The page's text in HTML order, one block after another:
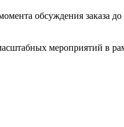
обсуждения заказа
мероприятий в